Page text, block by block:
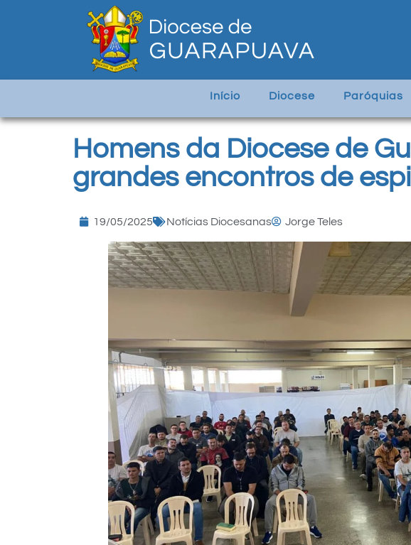
Início Diocese Paróquias
Homens da Diocese de
grandes encontros de
19/05/2025 Notícias Diocesanas Jorge Teles